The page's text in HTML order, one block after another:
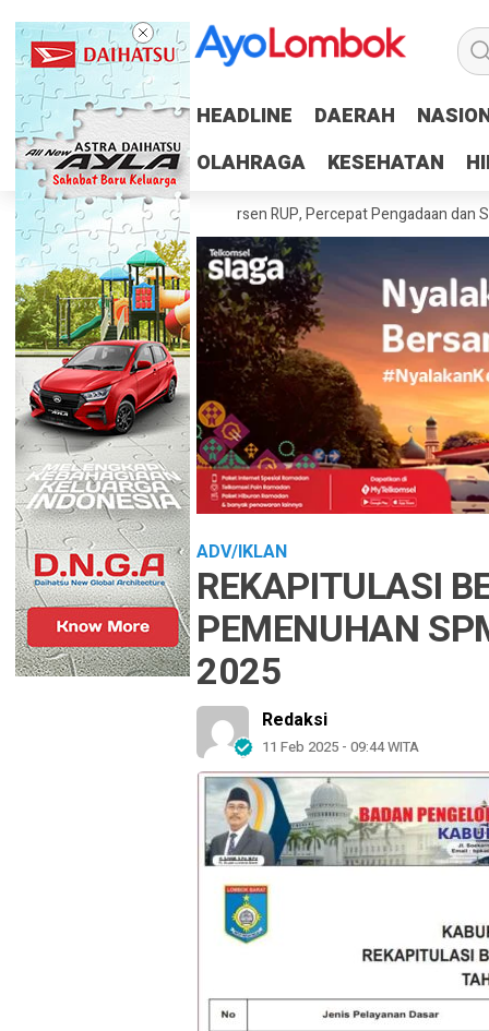
HEADLINE DAERAH
OLAHRAGA
KESEHATAN
HEADLINE DAERAH
OLAHRAGA
KESEHATAN
Tuntaskan 100 Persen RUP, Percepat Pengadaan dan Serapan
ADV/IKLAN
REKAPITULASI
PEMENUHAN
2025
Redaksi
11 Feb 2025 - 09:44 WITA